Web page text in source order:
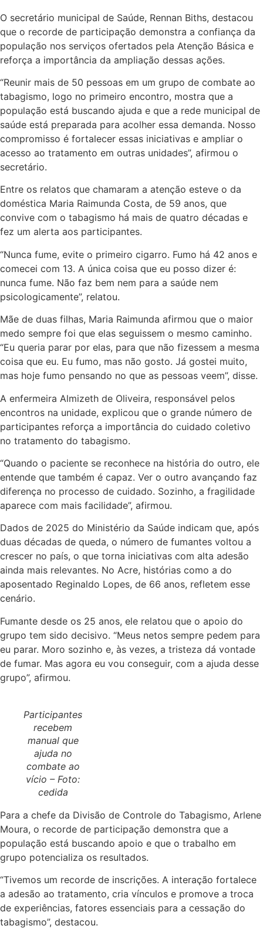
O secretário municipal de Saúde, Rennan Biths, destacou
que o recorde de participação demonstra a confiança da
população nos serviços ofertados pela Atenção Básica e
reforça a importância da ampliação dessas ações.
“Reunir mais de 50 pessoas em um grupo de combate ao
tabagismo, logo no primeiro encontro, mostra que a
população está buscando ajuda e que a rede municipal de
saúde está preparada para acolher essa demanda. Nosso
compromisso é fortalecer essas iniciativas e ampliar o
acesso ao tratamento em outras unidades”, afirmou o
secretário.
Entre os relatos que chamaram a atenção esteve o da
doméstica Maria Raimunda Costa, de 59 anos, que
convive com o tabagismo há mais de quatro décadas e
fez um alerta aos participantes.
“Nunca fume, evite o primeiro cigarro. Fumo há 42 anos e
comecei com 13. A única coisa que eu posso dizer é:
nunca fume. Não faz bem nem para a saúde nem
psicologicamente”, relatou.
Mãe de duas filhas, Maria Raimunda afirmou que o maior
medo sempre foi que elas seguissem o mesmo caminho.
“Eu queria parar por elas, para que não fizessem a mesma
coisa que eu. Eu fumo, mas não gosto. Já gostei muito,
mas hoje fumo pensando no que as pessoas veem”, disse.
A enfermeira Almizeth de Oliveira, responsável pelos
encontros na unidade, explicou que o grande número de
participantes reforça a importância do cuidado coletivo
no tratamento do tabagismo.
“Quando o paciente se reconhece na história do outro, ele
entende que também é capaz. Ver o outro avançando faz
diferença no processo de cuidado. Sozinho, a fragilidade
aparece com mais facilidade”, afirmou.
Dados de 2025 do Ministério da Saúde indicam que, após
duas décadas de queda, o número de fumantes voltou a
crescer no país, o que torna iniciativas com alta adesão
ainda mais relevantes. No Acre, histórias como a do
aposentado Reginaldo Lopes, de 66 anos, refletem esse
cenário.
Fumante desde os 25 anos, ele relatou que o apoio do
grupo tem sido decisivo. “Meus netos sempre pedem para
eu parar. Moro sozinho e, às vezes, a tristeza dá vontade
de fumar. Mas agora eu vou conseguir, com a ajuda desse
grupo”, afirmou.
Participantes
recebem
manual que
ajuda no
combate ao
vício – Foto:
cedida
Para a chefe da Divisão de Controle do Tabagismo, Arlene
Moura, o recorde de participação demonstra que a
população está buscando apoio e que o trabalho em
grupo potencializa os resultados.
“Tivemos um recorde de inscrições. A interação fortalece
a adesão ao tratamento, cria vínculos e promove a troca
de experiências, fatores essenciais para a cessação do
tabagismo”, destacou.